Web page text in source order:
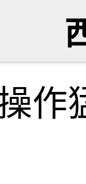
作